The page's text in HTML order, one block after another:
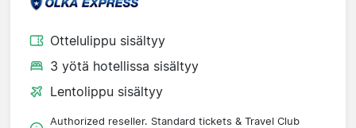
Ottelulippu sisältyy
3 yötä hotellissa sisältyy
Lentolippu sisältyy
Authorized reseller. Standard tickets & Travel Club